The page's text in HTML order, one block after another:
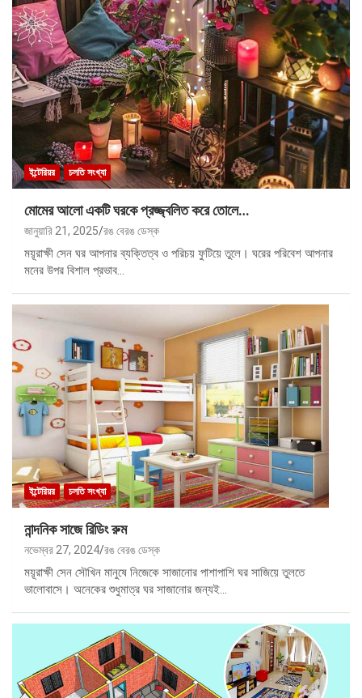
ইন্টেরিয়র চলতি সংখ্যা
মোমের আলো একটি ঘরকে প্রজ্জ্বলিত করে তোলে…
জানুয়ারি 21, 2025 রঙ বেরঙ ডেস্ক
ময়ূরাক্ষী সেন ঘর আপনার ব্যক্তিত্ব ও পরিচয় ফুটিয়ে তুলে। ঘরের পরিবেশ আপনার
মনের উপর বিশাল প্রভাব…
ইন্টেরিয়র চলতি সংখ্যা
নান্দনিক সাজে রিডিং রুম
নভেম্বর 27, 2024 রঙ বেরঙ ডেস্ক
ময়ূরাক্ষী সেন সৌখিন মানুষে নিজেকে সাজানোর পাশাপাশি ঘর সাজিয়ে তুলতে
ভালোবাসে। অনেকের শুধুমাত্র ঘর সাজানোর জন্যই…